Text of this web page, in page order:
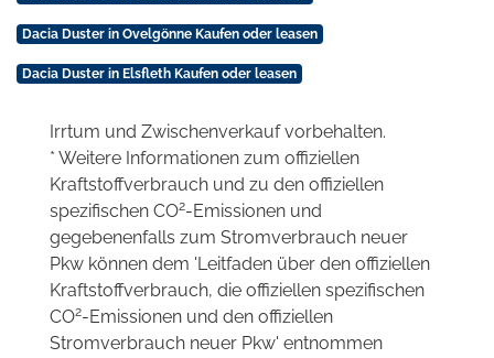
Dacia Duster in Ovelgönne Kaufen oder leasen
Dacia Duster in Elsfleth Kaufen oder leasen
Irrtum und Zwischenverkauf vorbehalten.
* Weitere Informationen zum offiziellen
Kraftstoffverbrauch und zu den offiziellen
spezifischen CO2-Emissionen und
gegebenenfalls zum Stromverbrauch neuer
Pkw können dem 'Leitfaden über den offiziellen
Kraftstoffverbrauch, die offiziellen spezifischen
CO2-Emissionen und den offiziellen
Stromverbrauch neuer Pkw' entnommen